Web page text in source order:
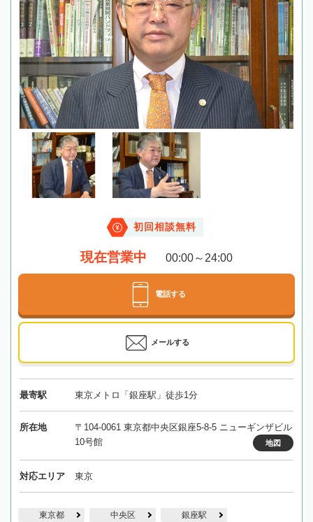
初回相談無料
現在営業中 00:00～24:00
電話する
メールする
最寄駅 東京メトロ「銀座駅」徒歩1分
所在地
〒104-0061 東京都中央区銀座5-8-5 ニューギンザビル
10号館
地図
対応エリア 東京
東京都 中央区 銀座駅